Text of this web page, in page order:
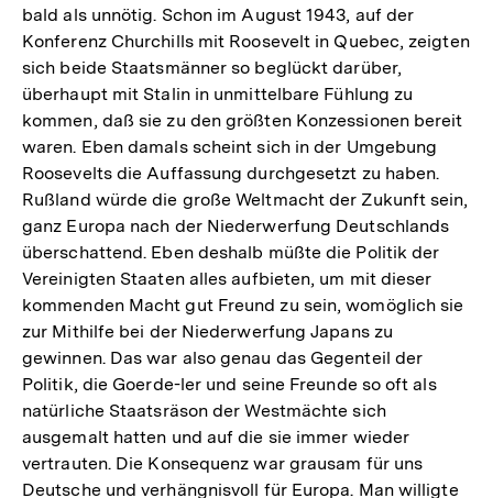
bald als unnötig. Schon im August 1943, auf der
Konferenz Churchills mit Roosevelt in Quebec, zeigten
sich beide Staatsmänner so beglückt darüber,
überhaupt mit Stalin in unmittelbare Fühlung zu
kommen, daß sie zu den größten Konzessionen bereit
waren. Eben damals scheint sich in der Umgebung
Roosevelts die Auffassung durchgesetzt zu haben.
Rußland würde die große Weltmacht der Zukunft sein,
ganz Europa nach der Niederwerfung Deutschlands
überschattend. Eben deshalb müßte die Politik der
Vereinigten Staaten alles aufbieten, um mit dieser
kommenden Macht gut Freund zu sein, womöglich sie
zur Mithilfe bei der Niederwerfung Japans zu
gewinnen. Das war also genau das Gegenteil der
Politik, die Goerde-ler und seine Freunde so oft als
natürliche Staatsräson der Westmächte sich
ausgemalt hatten und auf die sie immer wieder
vertrauten. Die Konsequenz war grausam für uns
Deutsche und verhängnisvoll für Europa. Man willigte